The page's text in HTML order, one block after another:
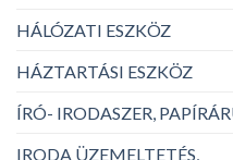
HÁLÓZATI ESZKÖZ
HÁZTARTÁSI ESZKÖZ
ÍRÓ- IRODASZER,
IRODA ÜZEMELTETÉS,